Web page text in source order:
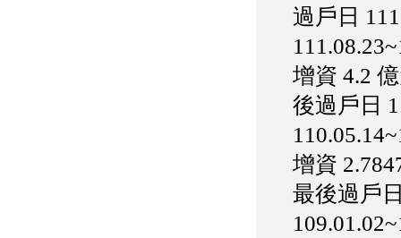
過戶日
增資 4.2
後過戶日
增資
最後過戶